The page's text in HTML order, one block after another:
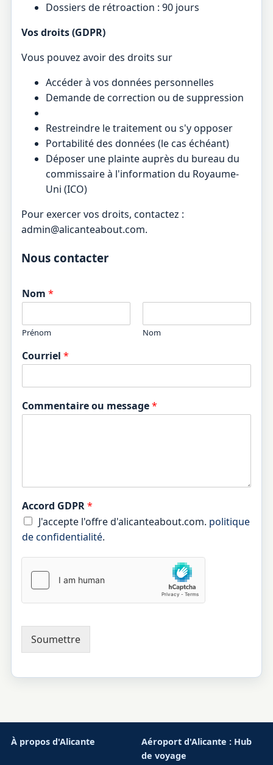
Dossiers de rétroaction : 90 jours
Vos droits (GDPR)
Vous pouvez avoir des droits sur
Accéder à vos données personnelles
Demande de correction ou de suppression
Restreindre le traitement ou s'y opposer
Portabilité des données (le cas échéant)
Déposer une plainte auprès du bureau du
commissaire à l'information du Royaume-
Uni (ICO)
Pour exercer vos droits, contactez :
admin@alicanteabout.com.
Nous contacter
Nom *
Prénom Nom
Courriel *
Commentaire ou message*
Accord GDPR*
J'accepte l'offre d'alicanteabout.com. politique
de confidentialité.
Soumettre
À propos d'Alicante
Aéroport d'Alicante : Hub
de voyage